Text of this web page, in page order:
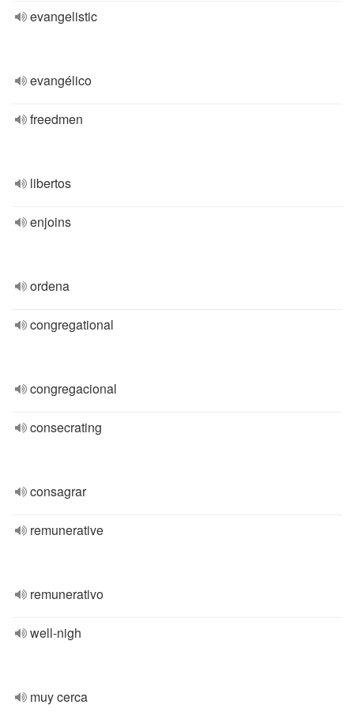
evangelistic
evangélico
freedmen
libertos
enjoins
ordena
congregational
congregacional
consecrating
consagrar
remunerative
remunerativo
well-nigh
muy cerca